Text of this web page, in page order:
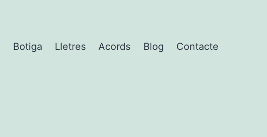
Botiga Lletres Acords Blog Contacte